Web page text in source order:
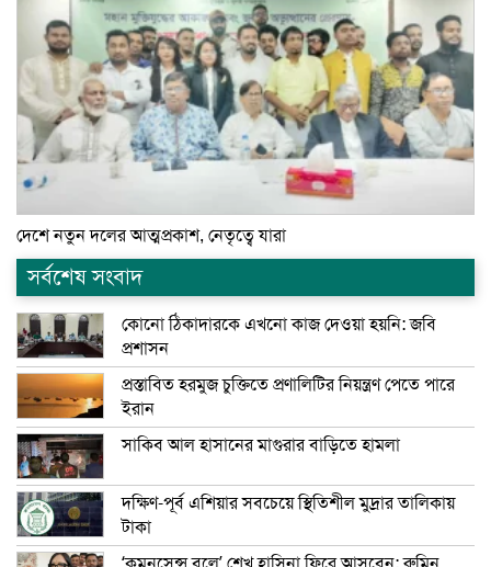
দেশে নতুন দলের আত্মপ্রকাশ, নেতৃত্বে যারা
সর্বশেষ সংবাদ
কোনো ঠিকাদারকে এখনো কাজ দেওয়া হয়নি: জবি
প্রশাসন
প্রস্তাবিত হরমুজ চুক্তিতে প্রণালিটির নিয়ন্ত্রণ পেতে পারে
ইরান
সাকিব আল হাসানের মাগুরার বাড়িতে হামলা
দক্ষিণ-পূর্ব এশিয়ার সবচেয়ে স্থিতিশীল মুদ্রার তালিকায়
টাকা